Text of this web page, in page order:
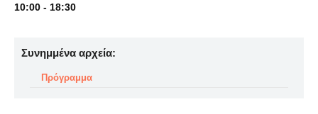
10:00 - 18:30
Συνημμένα αρχεία:
Πρόγραμμα